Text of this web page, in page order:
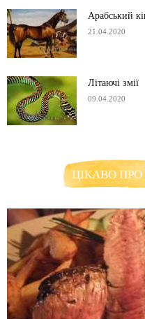
Арабський
21.04.2020
Літаючі змії
09.04.2020
ЦІКАВО ПРО